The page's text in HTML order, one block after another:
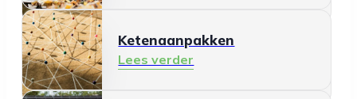
Ontmoeten en meedoen
Lees verder
Ketenaanpakken
Lees verder